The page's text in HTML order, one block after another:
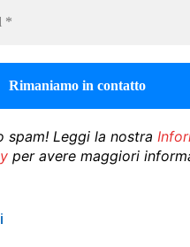
spam! Leggi la nostra
per avere maggiori